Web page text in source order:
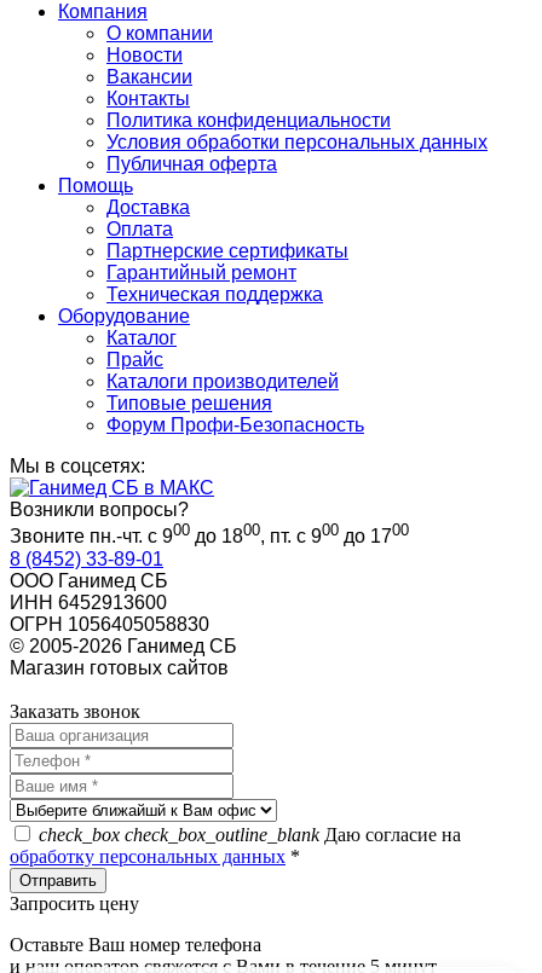
Компания
О компании
Новости
Вакансии
Контакты
Политика конфиденциальности
Условия обработки персональных данных
Публичная оферта
Помощь
Доставка
Оплата
Партнерские сертификаты
Гарантийный ремонт
Техническая поддержка
Оборудование
Каталог
Прайс
Каталоги производителей
Типовые решения
Форум Профи-Безопасность
Мы в соцсетях:
Возникли вопросы?
Звоните пн.-чт. с 900 до 1800, пт. с 900 до 1700
8 (8452) 33-89-01
ООО Ганимед СБ
ИНН 6452913600
ОГРН 1056405058830
© 2005-2026 Ганимед СБ
Магазин готовых сайтов
Заказать звонок
check_box check_box_outline_blankДаю согласие на
обработку персональных данных *
Запросить цену
Оставьте Ваш номер телефона
и наш оператор свяжется с Вами в течение 5 минут